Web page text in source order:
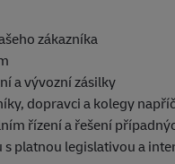
zákazníka
a vývozní zásilky
dopravci a kolegy
řízení a řešení
platnou legislativou a